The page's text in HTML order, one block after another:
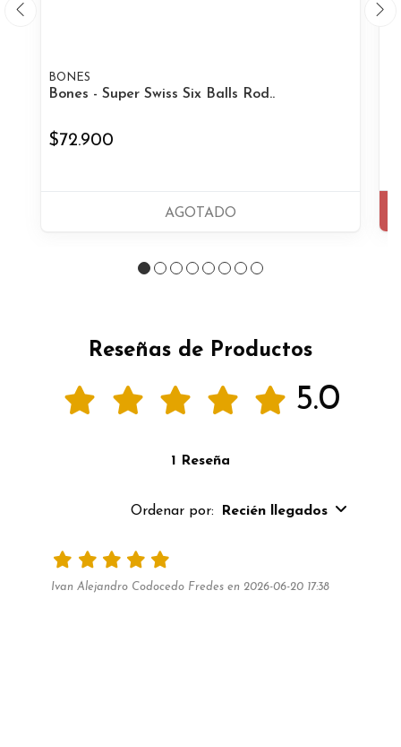
BONES
Bones - Super Swiss Six Balls Rod..
$72.900
AGOTADO
Reseñas de Productos
5.0
1 Reseña
Ordenar por: Recién llegados
Ivan Alejandro Codocedo Fredes en 2026-06-20 17:38